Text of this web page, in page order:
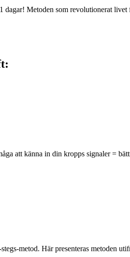
dagar! Metoden som revolutionerat
att känna in din kropps signaler =
metod. Här presenteras metoden